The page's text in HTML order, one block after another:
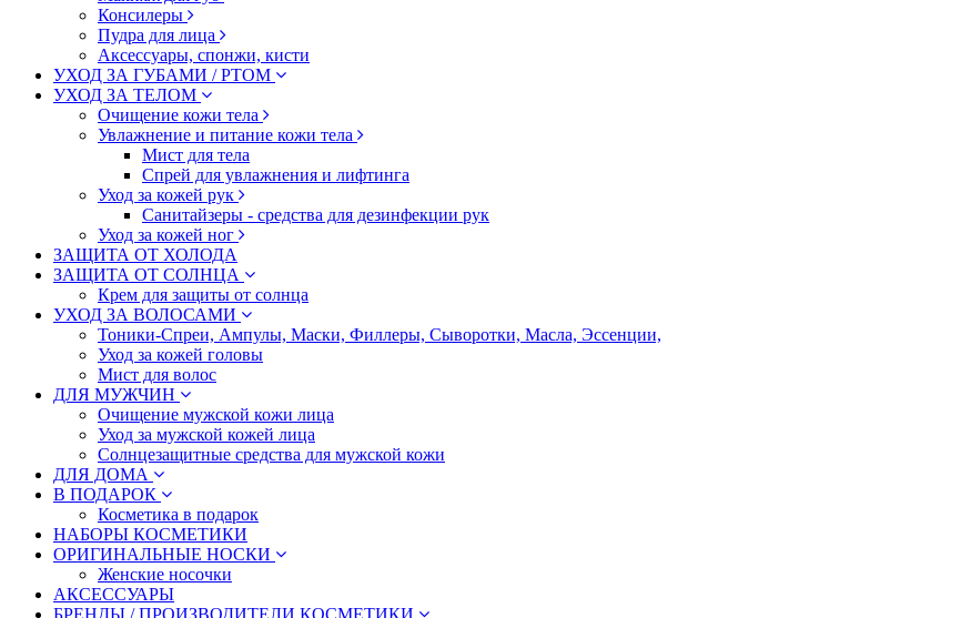
Консилеры
Пудра для лица
Аксессуары, спонжи, кисти
УХОД ЗА ГУБАМИ / РТОМ
УХОД ЗА ТЕЛОМ
Очищение кожи тела
Увлажнение и питание кожи тела
Мист для тела
Спрей для увлажнения и лифтинга
Уход за кожей рук
Санитайзеры - средства для дезинфекции рук
Уход за кожей ног
ЗАЩИТА ОТ ХОЛОДА
ЗАЩИТА ОТ СОЛНЦА
Крем для защиты от солнца
УХОД ЗА ВОЛОСАМИ
Тоники-Спреи, Ампулы, Маски, Филлеры, Сыворотки, Масла, Эссенции,
Уход за кожей головы
Мист для волос
ДЛЯ МУЖЧИН
Очищение мужской кожи лица
Уход за мужской кожей лица
Солнцезащитные средства для мужской кожи
ДЛЯ ДОМА
В ПОДАРОК
Косметика в подарок
НАБОРЫ КОСМЕТИКИ
ОРИГИНАЛЬНЫЕ НОСКИ
Женские носочки
АКСЕССУАРЫ
БРЕНДЫ / ПРОИЗВОДИТЕЛИ КОСМЕТИКИ